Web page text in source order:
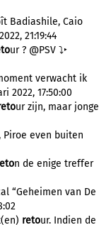
Badiashile, Caio
21:19:44
ur ? @PSV ⤵️‣
verwacht ik
2022, 17:50:00
ur zijn, maar jonge
Piroe even buiten
n de enige treffer
“Geheimen van De
retour. Indien de